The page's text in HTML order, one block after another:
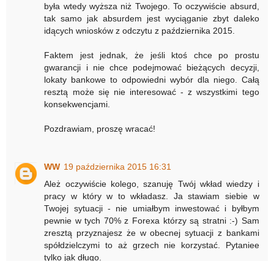
była wtedy wyższa niż Twojego. To oczywiście absurd,
tak samo jak absurdem jest wyciąganie zbyt daleko
idących wniosków z odczytu z października 2015.
Faktem jest jednak, że jeśli ktoś chce po prostu
gwarancji i nie chce podejmować bieżących decyzji,
lokaty bankowe to odpowiedni wybór dla niego. Całą
resztą może się nie interesować - z wszystkimi tego
konsekwencjami.
Pozdrawiam, proszę wracać!
WW 19 października 2015 16:31
Ależ oczywiście kolego, szanuję Twój wkład wiedzy i
pracy w który w to wkładasz. Ja stawiam siebie w
Twojej sytuacji - nie umiałbym inwestować i byłbym
pewnie w tych 70% z Forexa którzy są stratni :-) Sam
zresztą przyznajesz że w obecnej sytuacji z bankami
spółdzielczymi to aż grzech nie korzystać. Pytaniee
tylko jak długo.